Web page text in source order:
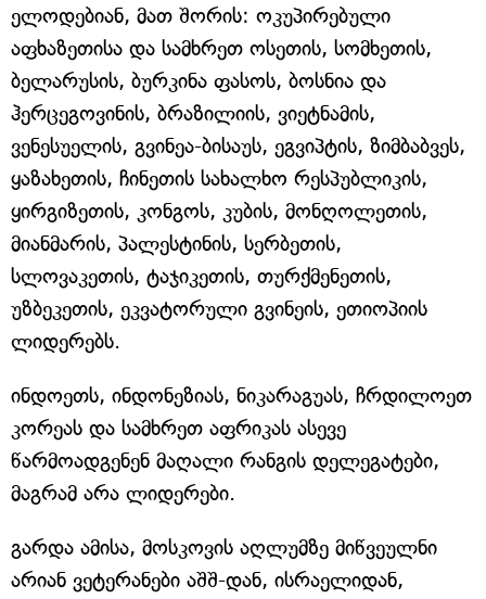
ელოდებიან, მათ შორის: ოკუპირებული
აფხაზეთისა და სამხრეთ ოსეთის, სომხეთის,
ბელარუსის, ბურკინა ფასოს, ბოსნია და
ჰერცეგოვინის, ბრაზილიის, ვიეტნამის,
ვენესუელის, გვინეა-ბისაუს, ეგვიპტის, ზიმბაბვეს,
ყაზახეთის, ჩინეთის სახალხო რესპუბლიკის,
ყირგიზეთის, კონგოს, კუბის, მონღოლეთის,
მიანმარის, პალესტინის, სერბეთის,
სლოვაკეთის, ტაჯიკეთის, თურქმენეთის,
უზბეკეთის, ეკვატორული გვინეის, ეთიოპიის
ლიდერებს.
ინდოეთს, ინდონეზიას, ნიკარაგუას, ჩრდილოეთ
კორეას და სამხრეთ აფრიკას ასევე
წარმოადგენენ მაღალი რანგის დელეგატები,
მაგრამ არა ლიდერები.
გარდა ამისა, მოსკოვის აღლუმზე მიწვეულნი
არიან ვეტერანები აშშ-დან, ისრაელიდან,